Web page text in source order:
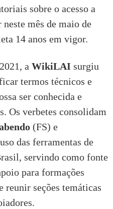
sobre o acesso a
mês de maio de
14 anos em vigor.
a WikiLAI surgiu
termos técnicos e
ser conhecida e
Os verbetes consolidam
(FS) e
das ferramentas de
servindo como fonte
para formações
reunir seções temáticas